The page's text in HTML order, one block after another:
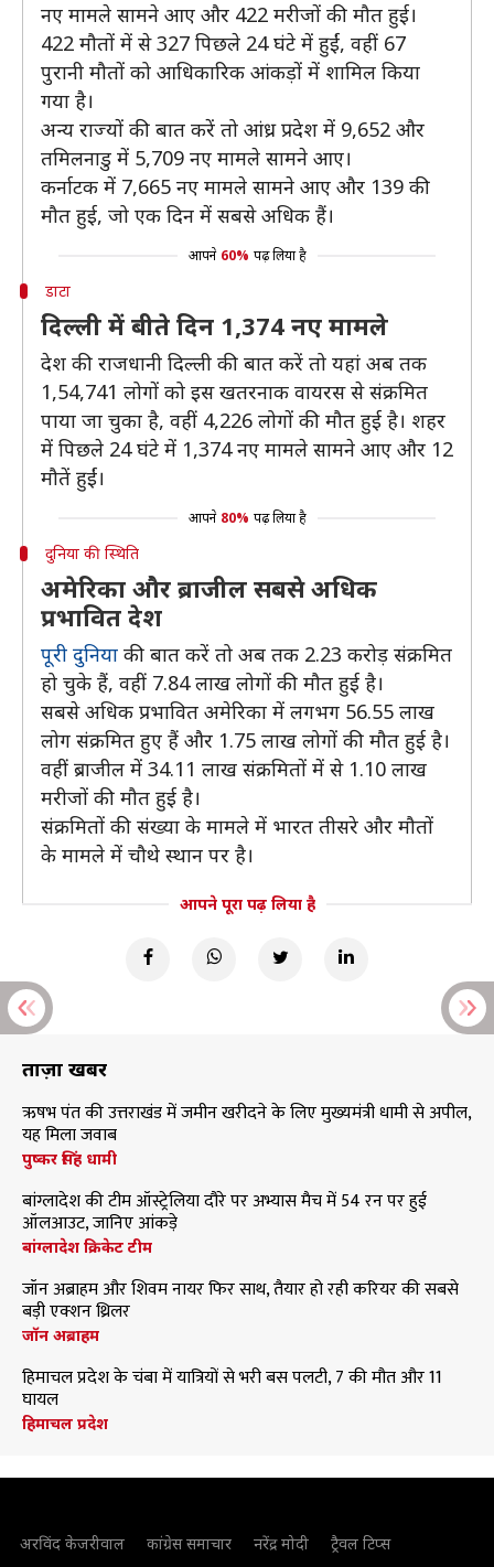
नए मामले सामने आए और 422 मरीजों की मौत हुई।
422 मौतों में से 327 पिछले 24 घंटे में हुईं, वहीं 67
पुरानी मौतों को आधिकारिक आंकड़ों में शामिल किया
गया है।
अन्य राज्यों की बात करें तो आंध्र प्रदेश में 9,652 और
तमिलनाडु में 5,709 नए मामले सामने आए।
कर्नाटक में 7,665 नए मामले सामने आए और 139 की
मौत हुई, जो एक दिन में सबसे अधिक हैं।
आपने 60% पढ़ लिया है
डाटा
दिल्ली में बीते दिन 1,374 नए मामले
देश की राजधानी दिल्ली की बात करें तो यहां अब तक
1,54,741 लोगों को इस खतरनाक वायरस से संक्रमित
पाया जा चुका है, वहीं 4,226 लोगों की मौत हुई है। शहर
में पिछले 24 घंटे में 1,374 नए मामले सामने आए और 12
मौतें हुईं।
आपने 80% पढ़ लिया है
दुनिया की स्थिति
अमेरिका और ब्राजील सबसे अधिक
प्रभावित देश
पूरी दुनिया की बात करें तो अब तक 2.23 करोड़ संक्रमित
हो चुके हैं, वहीं 7.84 लाख लोगों की मौत हुई है।
सबसे अधिक प्रभावित अमेरिका में लगभग 56.55 लाख
लोग संक्रमित हुए हैं और 1.75 लाख लोगों की मौत हुई है।
वहीं ब्राजील में 34.11 लाख संक्रमितों में से 1.10 लाख
मरीजों की मौत हुई है।
संक्रमितों की संख्या के मामले में भारत तीसरे और मौतों
के मामले में चौथे स्थान पर है।
आपने पूरा पढ़ लिया है
ताज़ा खबरें
ऋषभ पंत की उत्तराखंड में जमीन खरीदने के लिए मुख्यमंत्री धामी से अपील,
यह मिला जवाब
पुष्कर सिंह धामी
बांग्लादेश की टीम ऑस्ट्रेलिया दौरे पर अभ्यास मैच में 54 रन पर हुई
ऑलआउट, जानिए आंकड़े
बांग्लादेश क्रिकेट टीम
जॉन अब्राहम और शिवम नायर फिर साथ, तैयार हो रही करियर की सबसे
बड़ी एक्शन थ्रिलर
जॉन अब्राहम
हिमाचल प्रदेश के चंबा में यात्रियों से भरी बस पलटी, 7 की मौत और 11
घायल
हिमाचल प्रदेश
अरविंद केजरीवाल कांग्रेस समाचार नरेंद्र मोदी ट्रैवल टिप्स